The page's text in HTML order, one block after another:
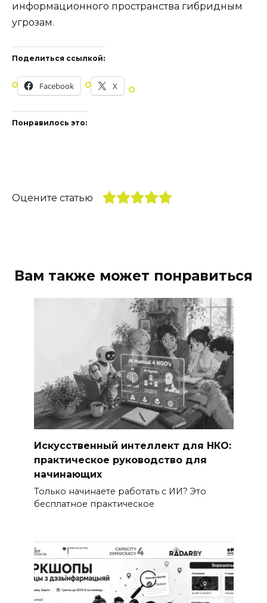
информационного пространства гибридным
угрозам.
Поделиться ссылкой:
Facebook X
Понравилось это:
Оцените статью
Вам также может понравиться
Искусственный интеллект для НКО:
практическое руководство для
начинающих
Только начинаете работать с ИИ? Это
бесплатное практическое